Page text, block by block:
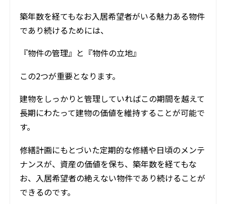
築年数を経てもなお入居希望者がいる魅力ある物件
であり続けるためには、
『物件の管理』と『物件の立地』
この2つが重要となります。
建物をしっかりと管理していればこの期間を越えて
長期にわたって建物の価値を維持することが可能で
す。
修繕計画にもとづいた定期的な修繕や日頃のメンテ
ナンスが、資産の価値を保ち、築年数を経てもな
お、入居希望者の絶えない物件であり続けることが
できるのです。